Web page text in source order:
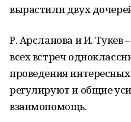
вырастили двух
Р. Арсланова и И. Тукев
всех встреч
проведения
регулируют и общие
взаимопомощь.